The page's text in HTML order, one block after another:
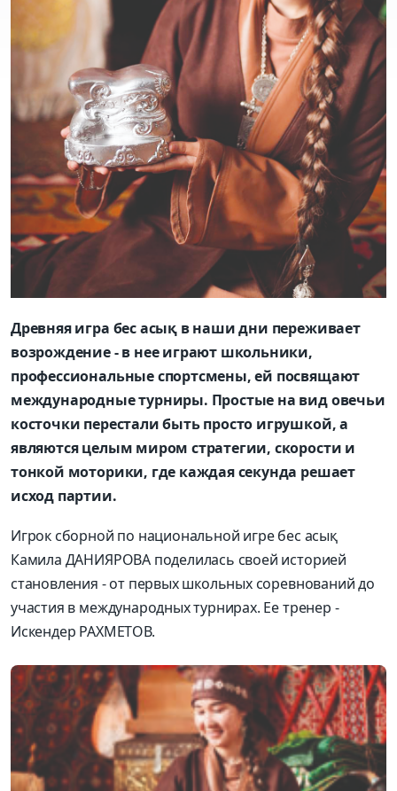
Древняя игра бес асық в наши дни переживает
возрождение - в нее играют школьники,
профессиональные спортсмены, ей посвящают
международные турниры. Простые на вид овечьи
косточки перестали быть просто игрушкой, а
являются целым миром стратегии, скорости и
тонкой моторики, где каждая секунда решает
исход партии.
Игрок сборной по национальной игре бес асық
Камила ДАНИЯРОВА поделилась своей историей
становления - от первых школьных соревнований до
участия в международных турнирах. Ее тренер -
Искендер РАХМЕТОВ.